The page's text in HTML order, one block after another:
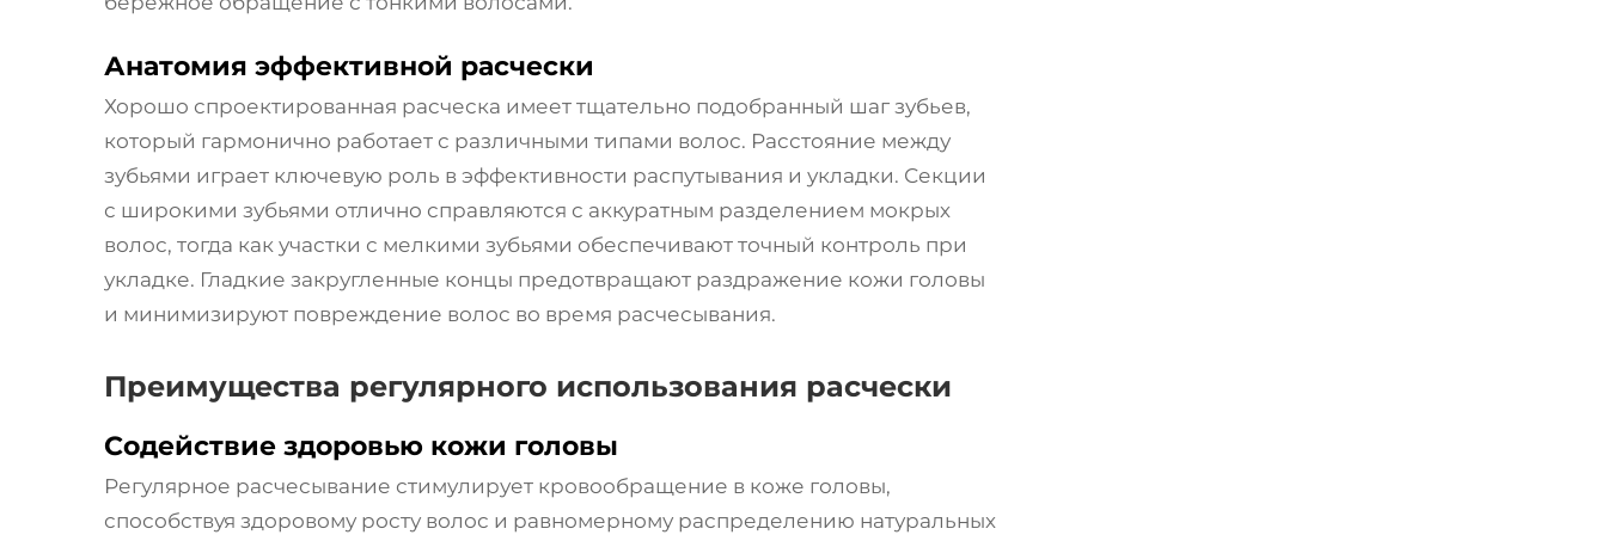
Анатомия эффективной расчески
Хорошо спроектированная расческа имеет тщательно подобранный шаг зубьев,
который гармонично работает с различными типами волос. Расстояние между
зубьями играет ключевую роль в эффективности распутывания и укладки. Секции
с широкими зубьями отлично справляются с аккуратным разделением мокрых
волос, тогда как участки с мелкими зубьями обеспечивают точный контроль при
укладке. Гладкие закругленные концы предотвращают раздражение кожи головы
и минимизируют повреждение волос во время расчесывания.
Преимущества регулярного использования расчески
Содействие здоровью кожи головы
Регулярное расчесывание стимулирует кровообращение в коже головы,
способствуя здоровому росту волос и равномерному распределению натуральных